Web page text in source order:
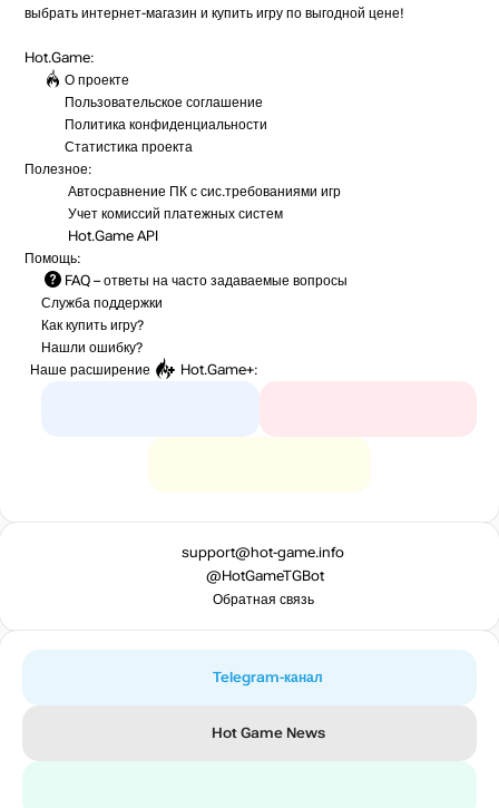
выбрать интернет-магазин и купить игру по выгодной цене!
Hot.Game:
О проекте
Пользовательское соглашение
Политика конфиденциальности
Статистика проекта
Полезное:
Автосравнение ПК с сис.требованиями игр
Учет комиссий платежных систем
Hot.Game API
Помощь:
FAQ – ответы на часто задаваемые вопросы
Служба поддержки
Как купить игру?
Нашли ошибку?
Наше расширение
Hot.Game+:
support@hot-game.info
@HotGameTGBot
Обратная связь
Telegram-канал
Hot Game News